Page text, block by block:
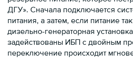
ДГУ». Сначала подключается
питания, а затем, если питание
дизельно-генераторная
задействованы ИБП с двойным
переключение происходит